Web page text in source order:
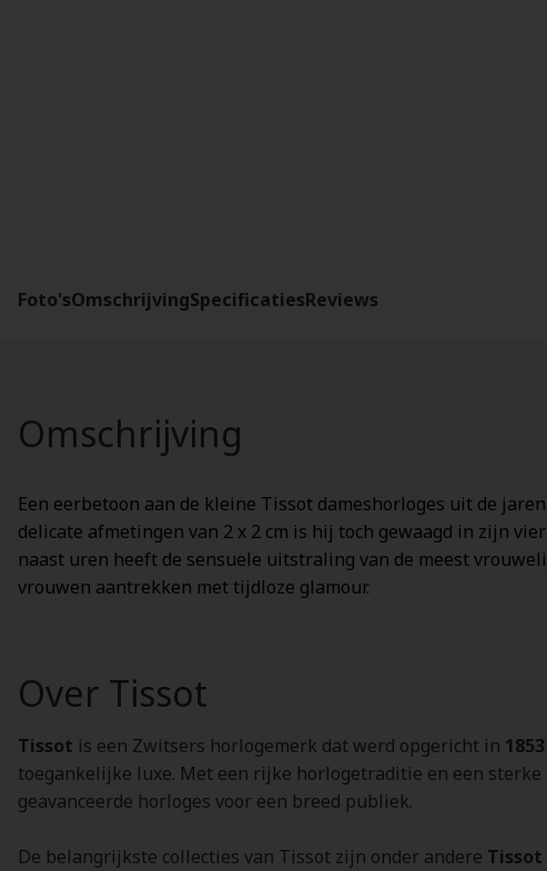
Foto'sOmschrijvingSpecificatiesReviews
Omschrijving
Een eerbetoon aan de kleine Tissot dameshorloges uit de
delicate afmetingen van 2 x 2 cm is hij toch gewaagd in zijn
naast uren heeft de sensuele uitstraling van de meest
vrouwen aantrekken met tijdloze glamour.
Over Tissot
Tissot is een Zwitsers horlogemerk dat werd opgericht in
toegankelijke luxe. Met een rijke horlogetraditie en een
geavanceerde horloges voor een breed publiek.
De belangrijkste collecties van Tissot zijn onder andere Tissot